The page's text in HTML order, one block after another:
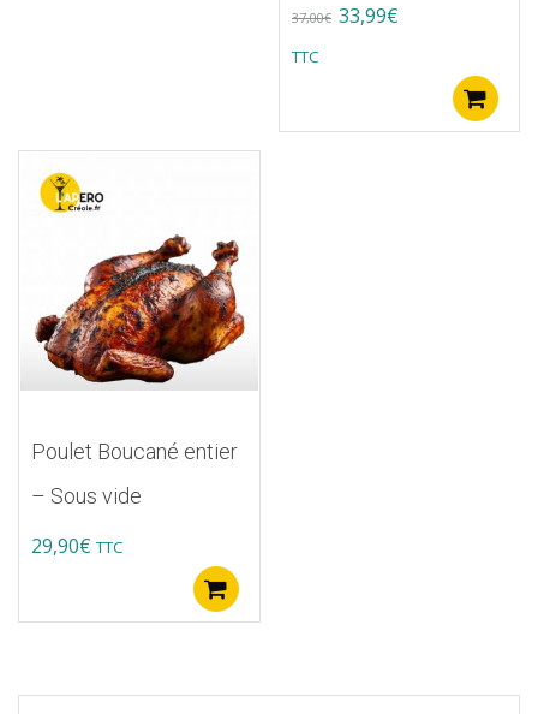
sur 5
37,00€ Original
37,00€.
33,99€
33,99€.
TTC
Poulet Boucané entier
– Sous vide
29,90€ TTC